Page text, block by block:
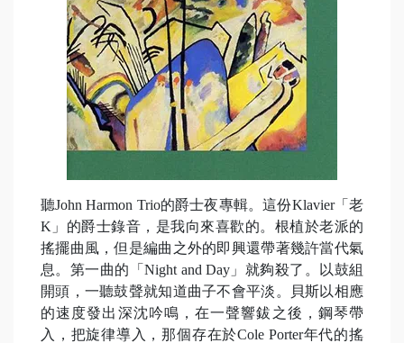
聽John Harmon Trio的爵士夜專輯。這份Klavier「老
K」的爵士錄音，是我向來喜歡的。根植於老派的
搖擺曲風，但是編曲之外的即興還帶著幾許當代氣
息。第一曲的「Night and Day」就夠殺了。以鼓組
開頭，一聽鼓聲就知道曲子不會平淡。貝斯以相應
的速度發出深沈吟鳴，在一聲響鈸之後，鋼琴帶
入，把旋律導入，那個存在於Cole Porter年代的搖